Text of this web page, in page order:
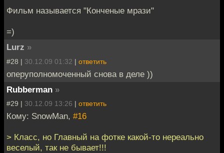
Фильм называется "Конченые мрази"
=)
Lurz »
#28 | 30.12.09 01:32 | ответить
оперуполномоченный снова в деле ))
Rubberman »
#29 | 30.12.09 13:26 | ответить
Кому: SnowMan, #16
> Класс, но Главный на фотке какой-то нереально
веселый, так не бывает!!!